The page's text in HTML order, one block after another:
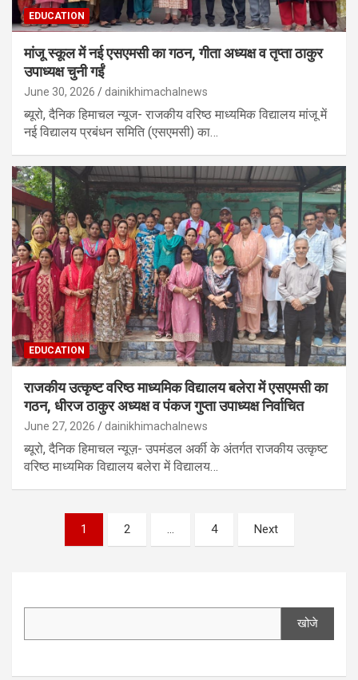
EDUCATION
मांजू स्कूल में नई एसएमसी का गठन, गीता अध्यक्ष व तृप्ता ठाकुर
उपाध्यक्ष चुनी गईं
June 30, 2026 dainikhimachalnews
ब्यूरो, दैनिक हिमाचल न्यूज- राजकीय वरिष्ठ माध्यमिक विद्यालय मांजू में
नई विद्यालय प्रबंधन समिति (एसएमसी) का…
EDUCATION
राजकीय उत्कृष्ट वरिष्ठ माध्यमिक विद्यालय बलेरा में एसएमसी का
गठन, धीरज ठाकुर अध्यक्ष व पंकज गुप्ता उपाध्यक्ष निर्वाचित
June 27, 2026 dainikhimachalnews
ब्यूरो, दैनिक हिमाचल न्यूज़- उपमंडल अर्की के अंतर्गत राजकीय उत्कृष्ट
वरिष्ठ माध्यमिक विद्यालय बलेरा में विद्यालय…
navigation
1 2 … 4 Next
खोजे